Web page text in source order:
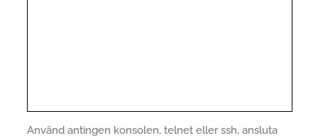
Använd antingen konsolen, telnet eller ssh, ansluta